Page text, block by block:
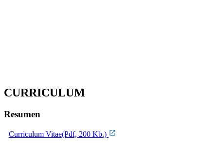
CURRICULUM
Resumen
Curriculum Vitae(Pdf, 200 Kb.)